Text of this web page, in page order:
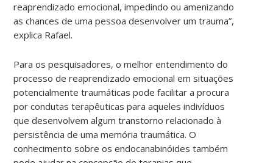
reaprendizado emocional, impedindo ou amenizando
as chances de uma pessoa desenvolver um trauma”,
explica Rafael.
Para os pesquisadores, o melhor entendimento do
processo de reaprendizado emocional em situações
potencialmente traumáticas pode facilitar a procura
por condutas terapêuticas para aqueles indivíduos
que desenvolvem algum transtorno relacionado à
persistência de uma memória traumática. O
conhecimento sobre os endocanabinóides também